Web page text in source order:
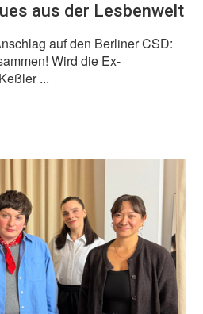
aus der Lesbenwelt
auf den Berliner CSD:
Wird die Ex-
...